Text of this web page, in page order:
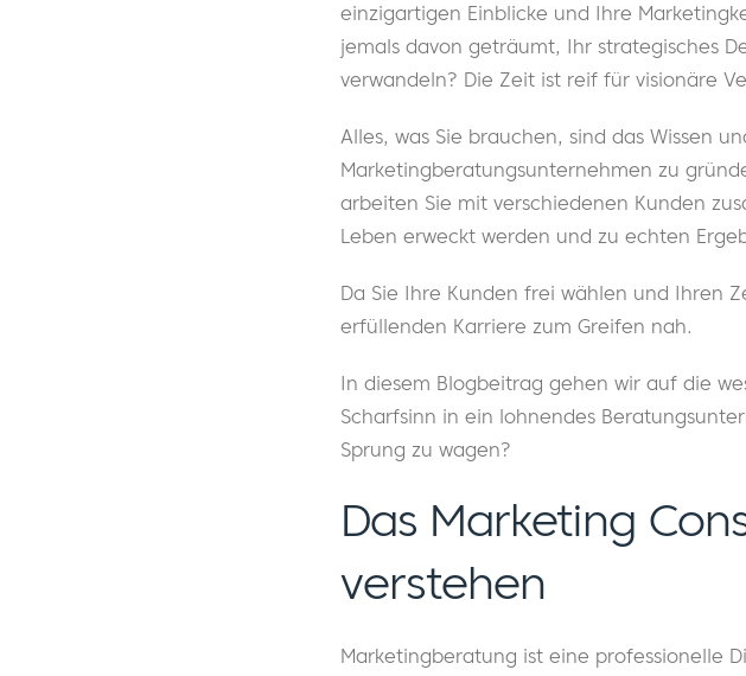
einzigartigen Einblicke und Ihre
jemals davon geträumt, Ihr strategisches
verwandeln? Die Zeit ist reif für visionäre
Alles, was Sie brauchen, sind das Wissen
Marketingberatungsunternehmen zu
arbeiten Sie mit verschiedenen Kunden
Leben erweckt werden und zu echten
Da Sie Ihre Kunden frei wählen und Ihren
erfüllenden Karriere zum Greifen nah.
In diesem Blogbeitrag gehen wir auf die
Scharfsinn in ein lohnendes
Sprung zu wagen?
Das Marketing
verstehen
Marketingberatung ist eine professionelle